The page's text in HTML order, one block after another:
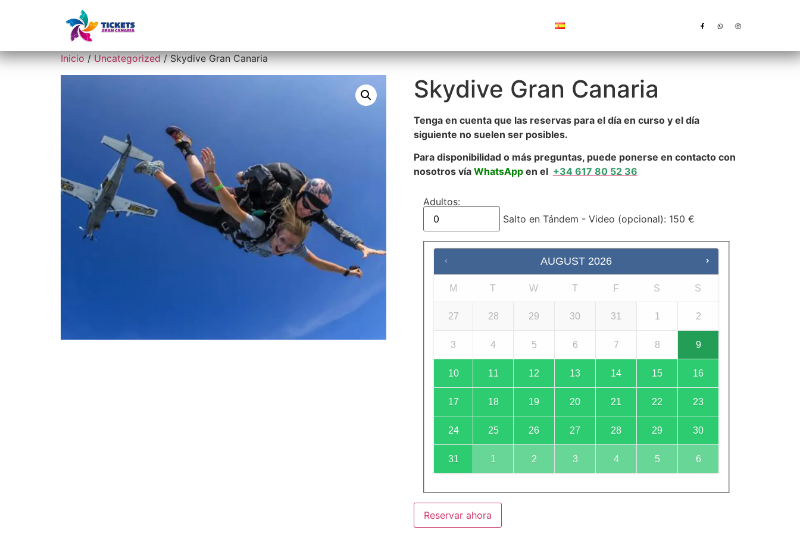
Inicio/Uncategorized/ Skydive Gran Canaria
Skydive Gran Canaria
Tenga en cuenta que las reservas para el día en curso y el día
siguiente no suelen ser posibles.
Para disponibilidad o más preguntas, puede ponerse en contacto con
nosotros vía WhatsAppen el +34 617 80 52 36
Adultos:
Salto en Tándem - Video (opcional): 150 €
AUGUST 2026
M T W T F S S
27 28 29 30 31 1 2
3 4 5 6 7 8 9
10 11 12 13 14 15 16
17 18 19 20 21 22 23
24 25 26 27 28 29 30
31 1 2 3 4 5 6
Reservar ahora